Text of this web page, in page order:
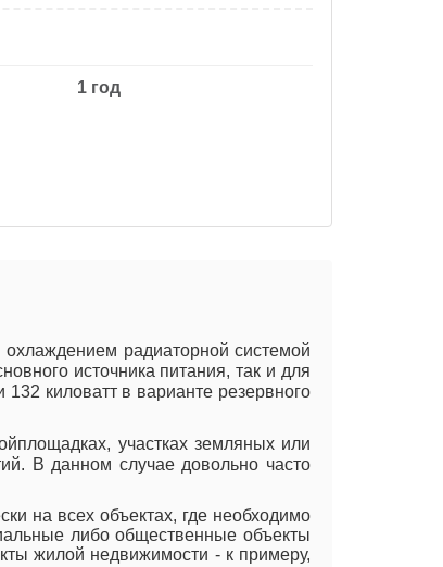
1 год
радиаторной системой
источника питания, так и для
киловатт в варианте резервного
участках земляных или
В данном случае довольно часто
на всех объектах, где необходимо
либо общественные объекты
жилой недвижимости - к примеру,